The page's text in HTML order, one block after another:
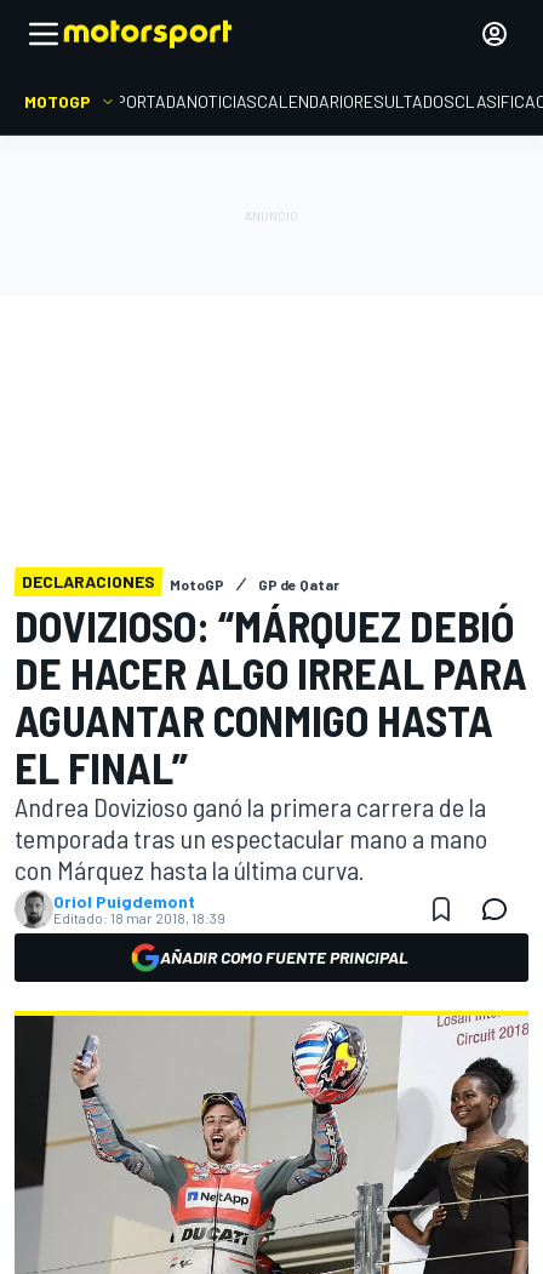
MOTOGP PORTADANOTICIASCALENDARIORESULTADOS
DECLARACIONES MotoGP GP de Qatar
DOVIZIOSO: “MÁRQUEZ DEBIÓ
DE HACER ALGO IRREAL PARA
AGUANTAR CONMIGO HASTA
EL FINAL”
Andrea Dovizioso ganó la primera carrera de la
temporada tras un espectacular mano a mano
con Márquez hasta la última curva.
Oriol Puigdemont
Editado: 18 mar 2018, 18:39
AÑADIR COMO FUENTE PRINCIPAL